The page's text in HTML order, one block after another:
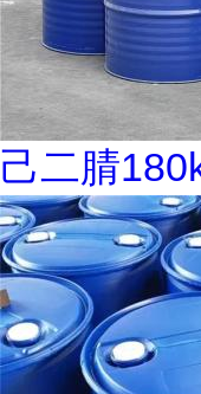
己二腈